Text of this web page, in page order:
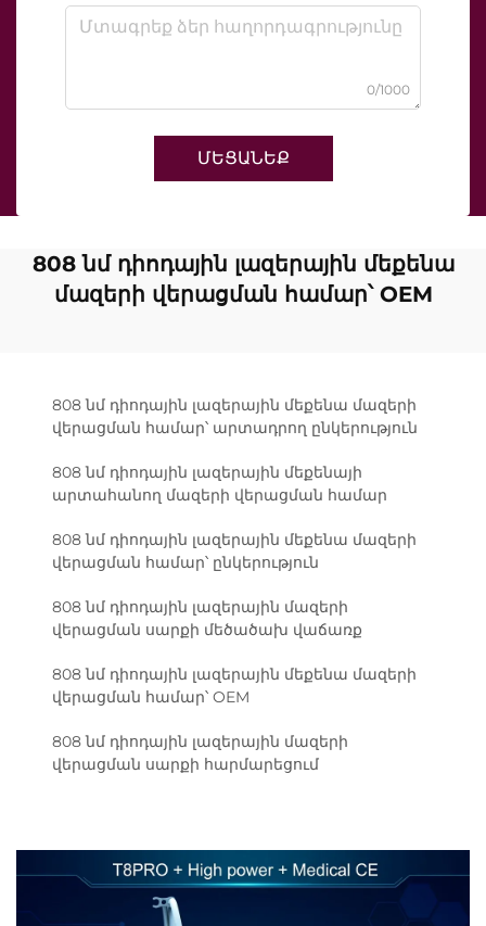
0/1000
ՄԵՑԱՆԵՔ
808 նմ դիոդային լազերային մեքենա
մազերի վերացման համար՝ OEM
808 նմ դիոդային լազերային մեքենա մազերի
վերացման համար՝ արտադրող ընկերություն
808 նմ դիոդային լազերային մեքենայի
արտահանող մազերի վերացման համար
808 նմ դիոդային լազերային մեքենա մազերի
վերացման համար՝ ընկերություն
808 նմ դիոդային լազերային մազերի
վերացման սարքի մեծածախ վաճառք
808 նմ դիոդային լազերային մեքենա մազերի
վերացման համար՝ OEM
808 նմ դիոդային լազերային մազերի
վերացման սարքի հարմարեցում